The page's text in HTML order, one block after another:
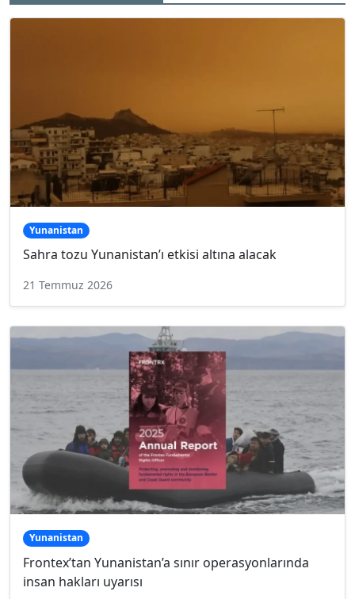
Yunanistan
Sahra tozu Yunanistan’ı etkisi altına alacak
21 Temmuz 2026
Yunanistan
Frontex’tan Yunanistan’a sınır operasyonlarında
insan hakları uyarısı